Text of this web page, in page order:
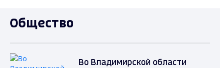
Общество
Во Владимирской области